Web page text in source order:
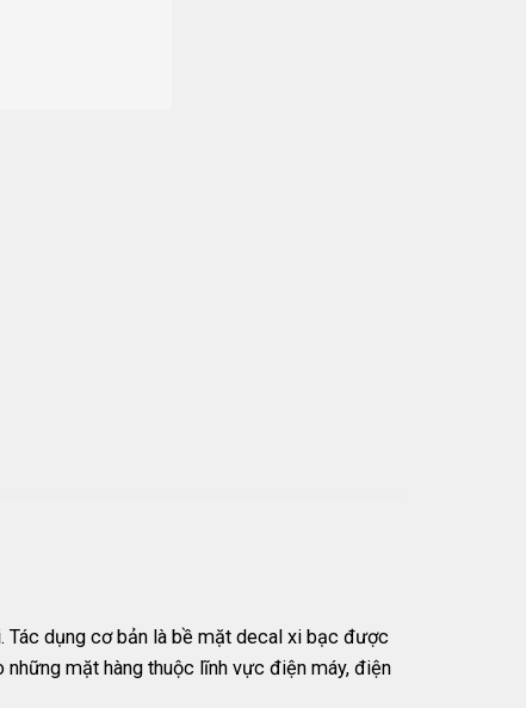
dụng cơ bản là bề mặt decal xi bạc được
mặt hàng thuộc lĩnh vực điện máy, điện